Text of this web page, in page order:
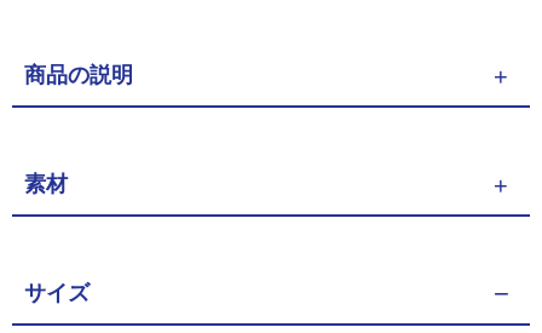
商品の説明
素材
サイズ